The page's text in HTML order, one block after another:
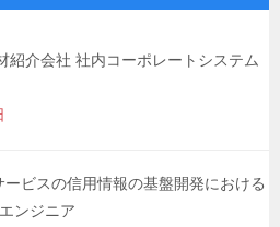
紹介会社 社内コーポレートシステム
ービスの信用情報の基盤開発における
ンジニア